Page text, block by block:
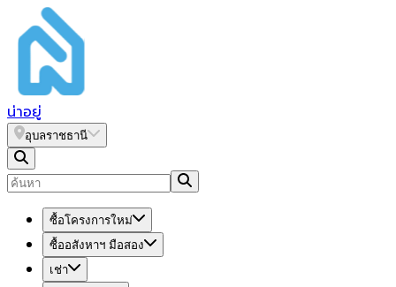
น่าอยู่
อุบลราชธานี
ซื้อโครงการใหม่
ซื้ออสังหาฯ มือสอง
เช่า